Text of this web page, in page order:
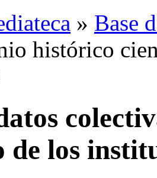
» Base
histórico
de los